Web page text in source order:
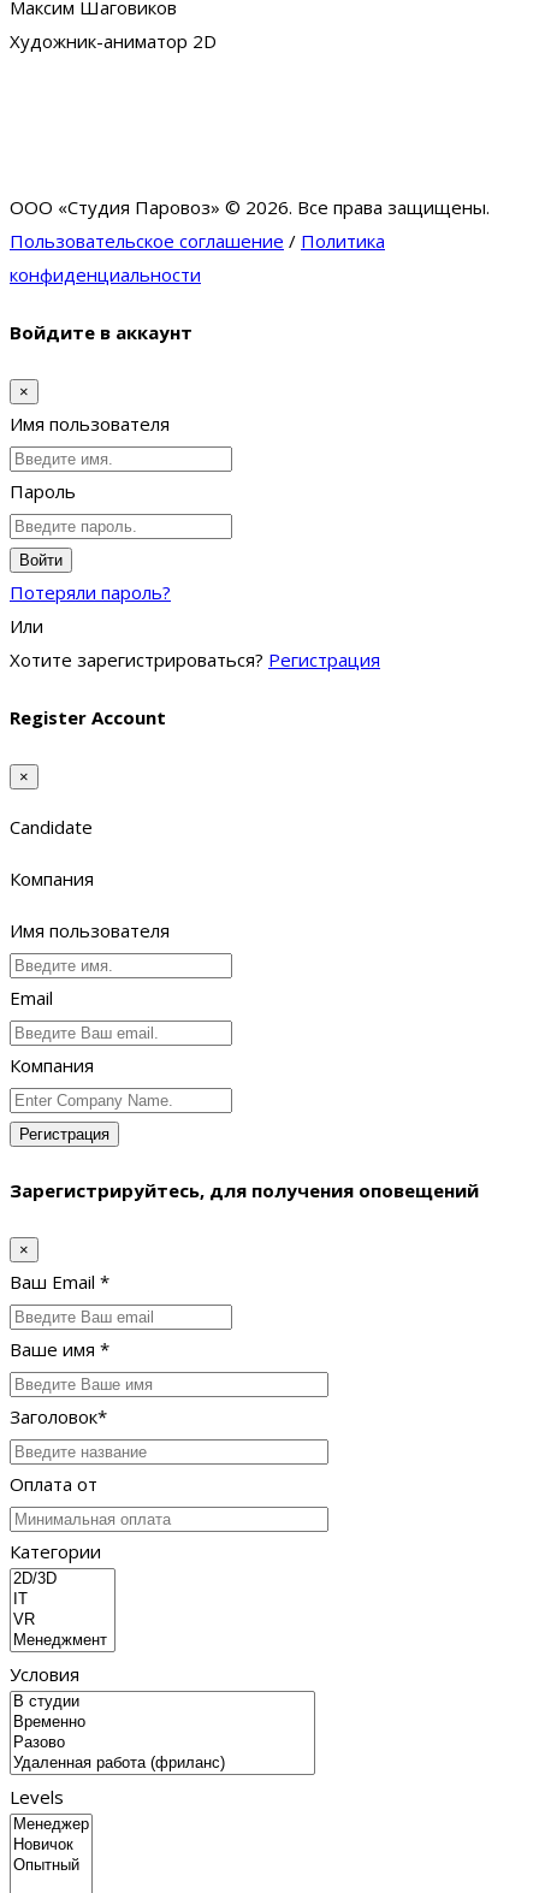
Максим Шаговиков
Художник-аниматор 2D
ООО «Студия Паровоз» © 2026. Все права защищены.
Пользовательское соглашение / Политика
конфиденциальности
Войдите в аккаунт
×
Имя пользователя
Пароль
Войти
Потеряли пароль?
Или
Хотите зарегистрироваться? Регистрация
Register Account
×
Candidate
Компания
Имя пользователя
Email
Компания
Регистрация
Зарегистрируйтесь, для получения оповещений
×
Ваш Email *
Ваше имя *
Заголовок*
Оплата от
Категории
Условия
Levels